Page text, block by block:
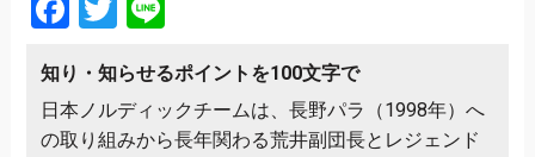
Facebook
Twitter
Line
知り・知らせるポイントを100文字で
日本ノルディックチームは、長野パラ（1998年）へ
の取り組みから長年関わる荒井副団長とレジェンド